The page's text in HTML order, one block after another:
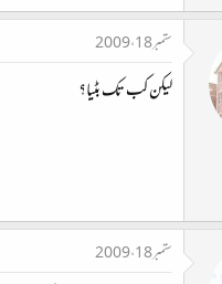
ستمبر 18، 2009
لیکن کب تک بٹیا؟
ستمبر 18، 2009